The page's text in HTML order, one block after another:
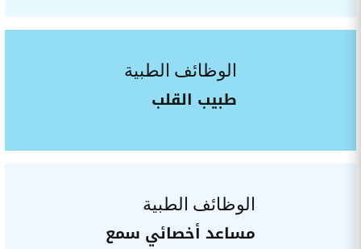
الوظائف الطبية
طبيب القلب
الوظائف الطبية
مساعد أخصائي سمع